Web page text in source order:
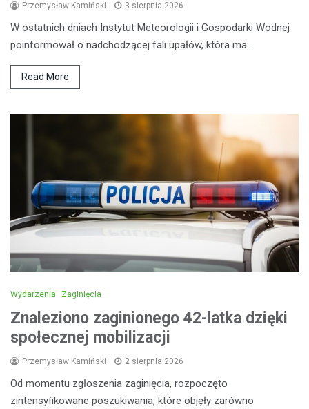
Przemysław Kamiński 3 sierpnia 2026
W ostatnich dniach Instytut Meteorologii i Gospodarki Wodnej
poinformował o nadchodzącej fali upałów, która ma…
Read More
Wydarzenia Zaginięcia
Znaleziono zaginionego 42-latka dzięki
społecznej mobilizacji
Przemysław Kamiński 2 sierpnia 2026
Od momentu zgłoszenia zaginięcia, rozpoczęto
zintensyfikowane poszukiwania, które objęły zarówno